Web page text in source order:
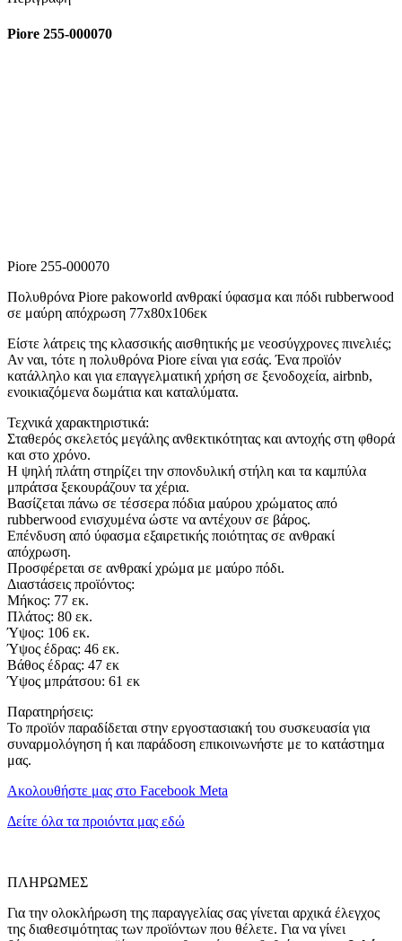
Piore 255-000070
Piore 255-000070
Πολυθρόνα Piore pakoworld ανθρακί ύφασμα και πόδι rubberwood
σε μαύρη απόχρωση 77x80x106εκ
Είστε λάτρεις της κλασσικής αισθητικής με νεοσύγχρονες πινελιές;
Αν ναι, τότε η πολυθρόνα Piore είναι για εσάς. Ένα προϊόν
κατάλληλο και για επαγγελματική χρήση σε ξενοδοχεία, airbnb,
ενοικιαζόμενα δωμάτια και καταλύματα.
Τεχνικά χαρακτηριστικά:
Σταθερός σκελετός μεγάλης ανθεκτικότητας και αντοχής στη φθορά
και στο χρόνο.
Η ψηλή πλάτη στηρίζει την σπονδυλική στήλη και τα καμπύλα
μπράτσα ξεκουράζουν τα χέρια.
Βασίζεται πάνω σε τέσσερα πόδια μαύρου χρώματος από
rubberwood ενισχυμένα ώστε να αντέχουν σε βάρος.
Επένδυση από ύφασμα εξαιρετικής ποιότητας σε ανθρακί
απόχρωση.
Προσφέρεται σε ανθρακί χρώμα με μαύρο πόδι.
Διαστάσεις προϊόντος:
Μήκος: 77 εκ.
Πλάτος: 80 εκ.
Ύψος: 106 εκ.
Ύψος έδρας: 46 εκ.
Βάθος έδρας: 47 εκ
Ύψος μπράτσου: 61 εκ
Παρατηρήσεις:
Το προϊόν παραδίδεται στην εργοστασιακή του συσκευασία για
συναρμολόγηση ή και παράδοση επικοινωνήστε με το κατάστημα
μας.
Ακολουθήστε μας στο Facebook Meta
Δείτε όλα τα προιόντα μας εδώ
ΠΛΗΡΩΜΕΣ
Για την ολοκλήρωση της παραγγελίας σας γίνεται αρχικά έλεγχος
της διαθεσιμότητας των προϊόντων που θέλετε. Για να γίνει